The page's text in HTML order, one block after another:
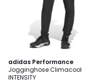
adidas Performance
Jogginghose Climacool
INTENSITY
4,4
/ 5
2
Farben